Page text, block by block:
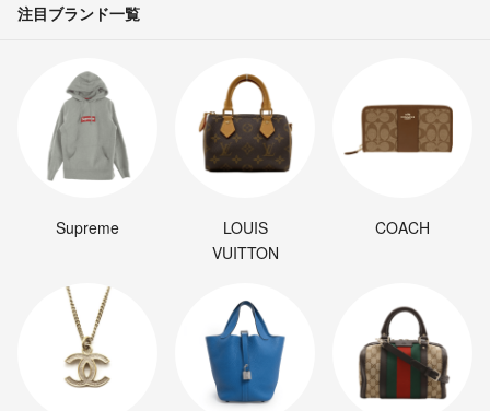
注目ブランド一覧
Supreme
LOUIS
VUITTON
COACH